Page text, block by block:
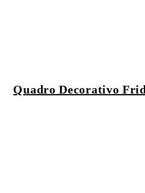
Quadro Decorativo